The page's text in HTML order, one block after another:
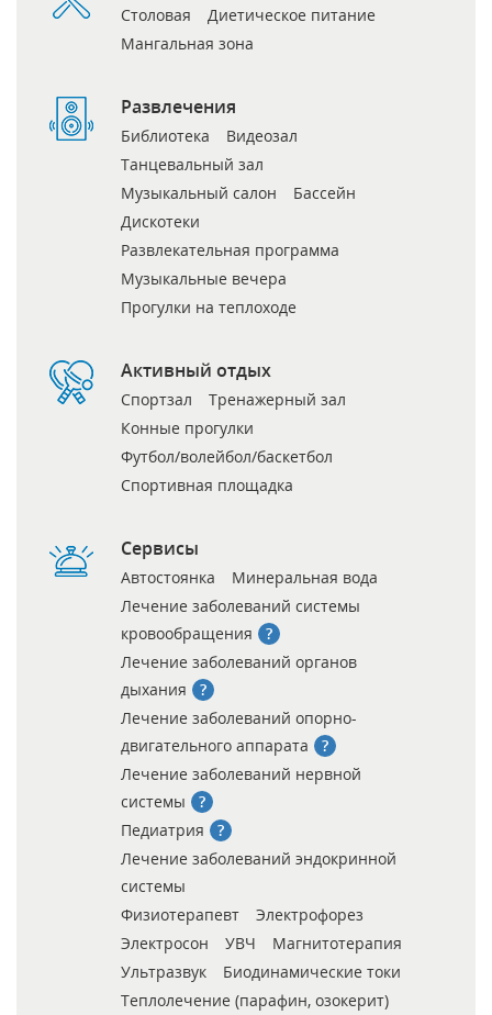
Столовая
Диетическое питание
Мангальная зона
Развлечения
Библиотека
Видеозал
Танцевальный зал
Музыкальный салон
Бассейн
Дискотеки
Развлекательная программа
Музыкальные вечера
Прогулки на теплоходе
Активный отдых
Спортзал
Тренажерный зал
Конные прогулки
Футбол/волейбол/баскетбол
Спортивная площадка
Сервисы
Автостоянка
Минеральная вода
Лечение заболеваний системы
кровообращения
Лечение заболеваний органов
дыхания
Лечение заболеваний опорно-
двигательного аппарата
Лечение заболеваний нервной
системы
Педиатрия
Лечение заболеваний эндокринной
системы
Физиотерапевт
Электрофорез
Электросон
УВЧ
Магнитотерапия
Ультразвук
Биодинамические токи
Теплолечение (парафин, озокерит)